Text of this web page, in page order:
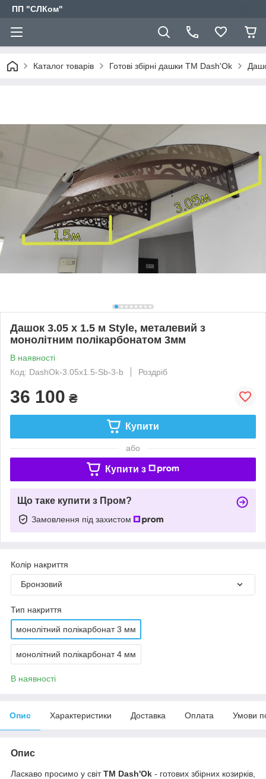
ПП "СЛКом"
Каталог товарів Готові збірні дашки ТМ Dash'Ok
Дашок 3.05 x 1.5 м Style, металевий з
монолітним полікарбонатом 3мм
В наявності
Код: DashOk-3.05x1.5-Sb-3-b
Роздріб
36 100 ₴
Купити
або
Купити з
Що таке купити з Пром?
Замовлення під захистом
Колір накриття
Бронзовий
Тип накриття
монолітний полікарбонат 3 мм
монолітний полікарбонат 4 мм
В наявності
Опис Характеристики Доставка Оплата Умови
Опис
Ласкаво просимо у світТМ Dash'Ok - готових збірних козирків,